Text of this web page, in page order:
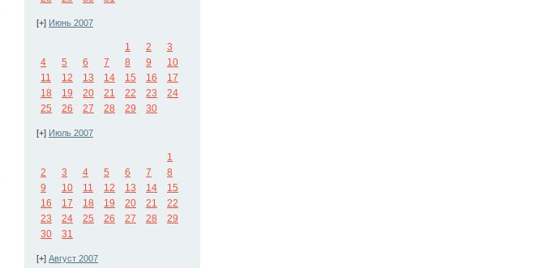
[+] Июнь 2007
1 2
3
4
5 6 7 8 9
10
11
12 13 14 15 16
17
18
19 20 21 22 23
24
25
26 27 28 29 30
[+] Июль 2007
1
2
3 4 5 6 7
8
9
10 11 12 13 14
15
16
17 18 19 20 21
22
23
24 25 26 27 28
29
30
31
[+] Август 2007